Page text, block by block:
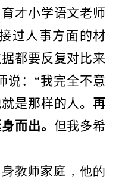
才小学语文老师
过人事方面的材
都要反复对比来
说：“我完全不意
是那样的人。再
而出。 但我多希
教师家庭，他的